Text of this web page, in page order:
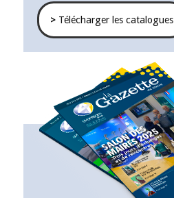
>Télécharger les catalogues